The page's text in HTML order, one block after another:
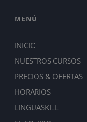
MENÚ
INICIO
NUESTROS CURSOS
PRECIOS & OFERTAS
HORARIOS
LINGUASKILL